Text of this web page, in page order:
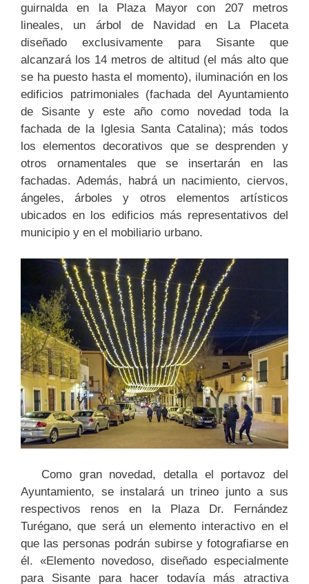
guirnalda en la Plaza Mayor con 207 metros
lineales, un árbol de Navidad en La Placeta
diseñado exclusivamente para Sisante que
alcanzará los 14 metros de altitud (el más alto que
se ha puesto hasta el momento), iluminación en los
edificios patrimoniales (fachada del Ayuntamiento
de Sisante y este año como novedad toda la
fachada de la Iglesia Santa Catalina); más todos
los elementos decorativos que se desprenden y
otros ornamentales que se insertarán en las
fachadas. Además, habrá un nacimiento, ciervos,
ángeles, árboles y otros elementos artísticos
ubicados en los edificios más representativos del
municipio y en el mobiliario urbano.
Como gran novedad, detalla el portavoz del
Ayuntamiento, se instalará un trineo junto a sus
respectivos renos en la Plaza Dr. Fernández
Turégano, que será un elemento interactivo en el
que las personas podrán subirse y fotografiarse en
él. «Elemento novedoso, diseñado especialmente
para Sisante para hacer todavía más atractiva